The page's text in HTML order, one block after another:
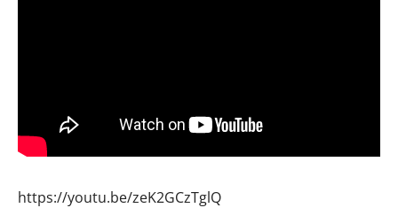
https://youtu.be/zeK2GCzTglQ